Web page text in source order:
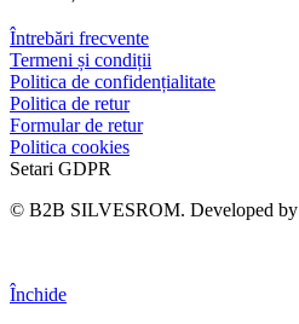
Întrebări frecvente
Termeni și condiții
Politica de confidențialitate
Politica de retur
Formular de retur
Politica cookies
Setari GDPR
© B2B SILVESROM. Developed by
Închide